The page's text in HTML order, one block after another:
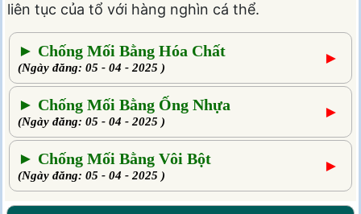
liên tục của tổ với hàng nghìn cá thể.
► Chống Mối Bằng Hóa Chất
(Ngày đăng: 05 - 04 - 2025 )
►
► Chống Mối Bằng Ống Nhựa
(Ngày đăng: 05 - 04 - 2025 )
►
► Chống Mối Bằng Vôi Bột
(Ngày đăng: 05 - 04 - 2025 )
►